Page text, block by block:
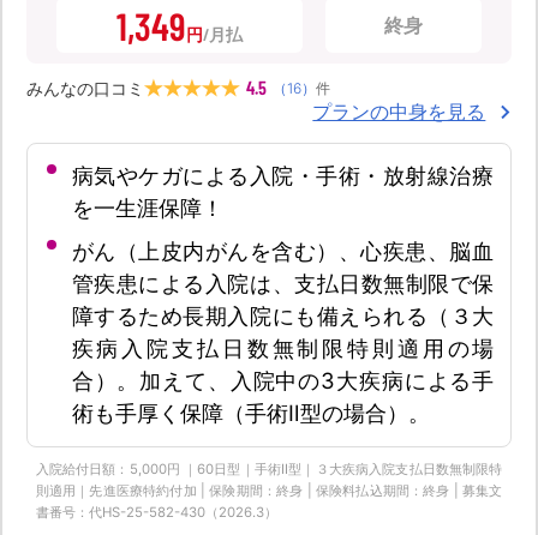
1,349円 終身
みんなの口コミ 4.5 （ 16） 件
プランの中身を見る
病気やケガによる入院・手術・放射線治療
を一生涯保障！
がん（上皮内がんを含む）、心疾患、脳血
管疾患による入院は、支払日数無制限で保
障するため長期入院にも備えられる（３大
疾病入院支払日数無制限特則適用の場
合）。加えて、入院中の3大疾病による手
術も手厚く保障（手術Ⅱ型の場合）。
入院給付日額：5,000円 ｜60日型｜手術Ⅱ型｜３大疾病入院支払日数無制限特
則適用｜先進医療特約付加 | 保険期間：終身 | 保険料払込期間：終身 | 募集文
書番号：代HS-25-582-430（2026.3）